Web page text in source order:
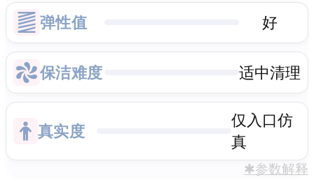
弹性值 好
保洁难度 适中清理
真实度
仅入口仿
真
✱参数解释